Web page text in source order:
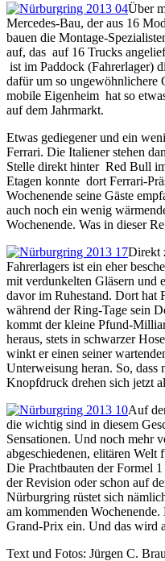
Über
Mercedes-Bau, der aus 16
bauen die Montage-
auf, das auf 16 Trucks
ist im Paddock (Fahrerlager)
dafür um so ungewöhnlichere
mobile Eigenheim hat so
auf dem Jahrmarkt.
Etwas gediegener und ein
Ferrari. Die Italiener stehen
Stelle direkt hinter Red Bull
Etagen konnte dort Ferrari-
Wochenende seine Gäste
auch noch ein wenig
Wochenende. Was in dieser
Direkt
Fahrerlagers ist ein eher
mit verdunkelten Gläsern und
davor im Ruhestand. Dort hat
während der Ring-Tage sein
kommt der kleine Pfund-
heraus, stets in schwarzer
winkt er einen seiner
Unterweisung heran. So, dass
Knopfdruck drehen sich jetzt
Auf
die wichtig sind in diesem
Sensationen. Und noch mehr
abgeschiedenen, elitären
Die Prachtbauten der Formel
der Revision oder schon auf
Nürburgring rüstet sich
am kommenden
Grand-Prix ein. Und das wird
Text und Fotos: Jürgen C.